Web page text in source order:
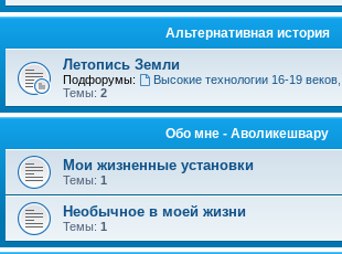
Альтернативная история
Летопись Земли
Подфорумы: Высокие технологии 16-19 веков,
Темы: 2
Обо мне - Аволикешвару
Мои жизненные установки
Темы: 1
Необычное в моей жизни
Темы: 1